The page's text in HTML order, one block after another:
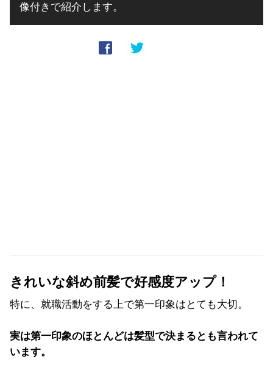
像付きで紹介します。
きれいな斜め前髪で好感度アップ！
特に、就職活動をする上で第一印象はとても大切。
実は第一印象のほとんどは髪型で決まるとも言われて
います。